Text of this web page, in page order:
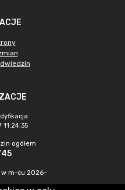
ogółem
w m-cu 2026-